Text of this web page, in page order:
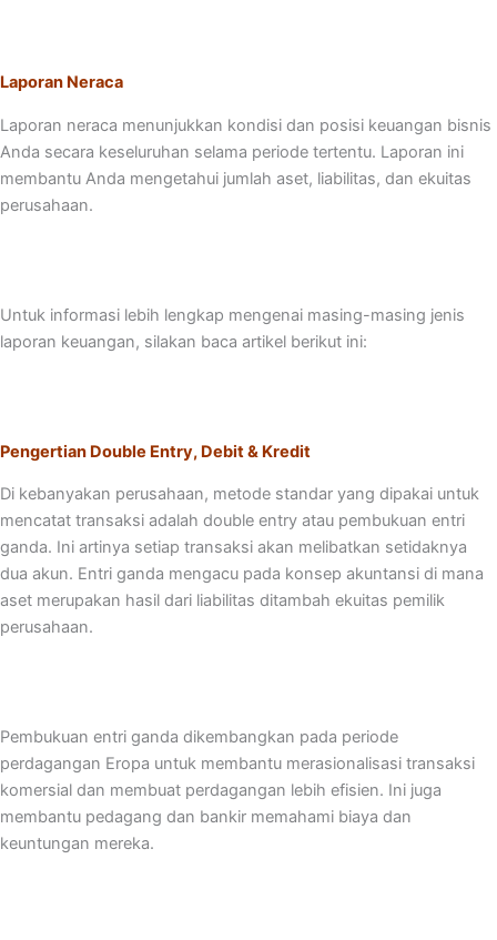
Laporan Neraca
Laporan neraca menunjukkan kondisi dan posisi keuangan bisnis
Anda secara keseluruhan selama periode tertentu. Laporan ini
membantu Anda mengetahui jumlah aset, liabilitas, dan ekuitas
perusahaan.
Untuk informasi lebih lengkap mengenai masing-masing jenis
laporan keuangan, silakan baca artikel berikut ini:
Pengertian Double Entry, Debit & Kredit
Di kebanyakan perusahaan, metode standar yang dipakai untuk
mencatat transaksi adalah double entry atau pembukuan entri
ganda. Ini artinya setiap transaksi akan melibatkan setidaknya
dua akun. Entri ganda mengacu pada konsep akuntansi di mana
aset merupakan hasil dari liabilitas ditambah ekuitas pemilik
perusahaan.
Pembukuan entri ganda dikembangkan pada periode
perdagangan Eropa untuk membantu merasionalisasi transaksi
komersial dan membuat perdagangan lebih efisien. Ini juga
membantu pedagang dan bankir memahami biaya dan
keuntungan mereka.